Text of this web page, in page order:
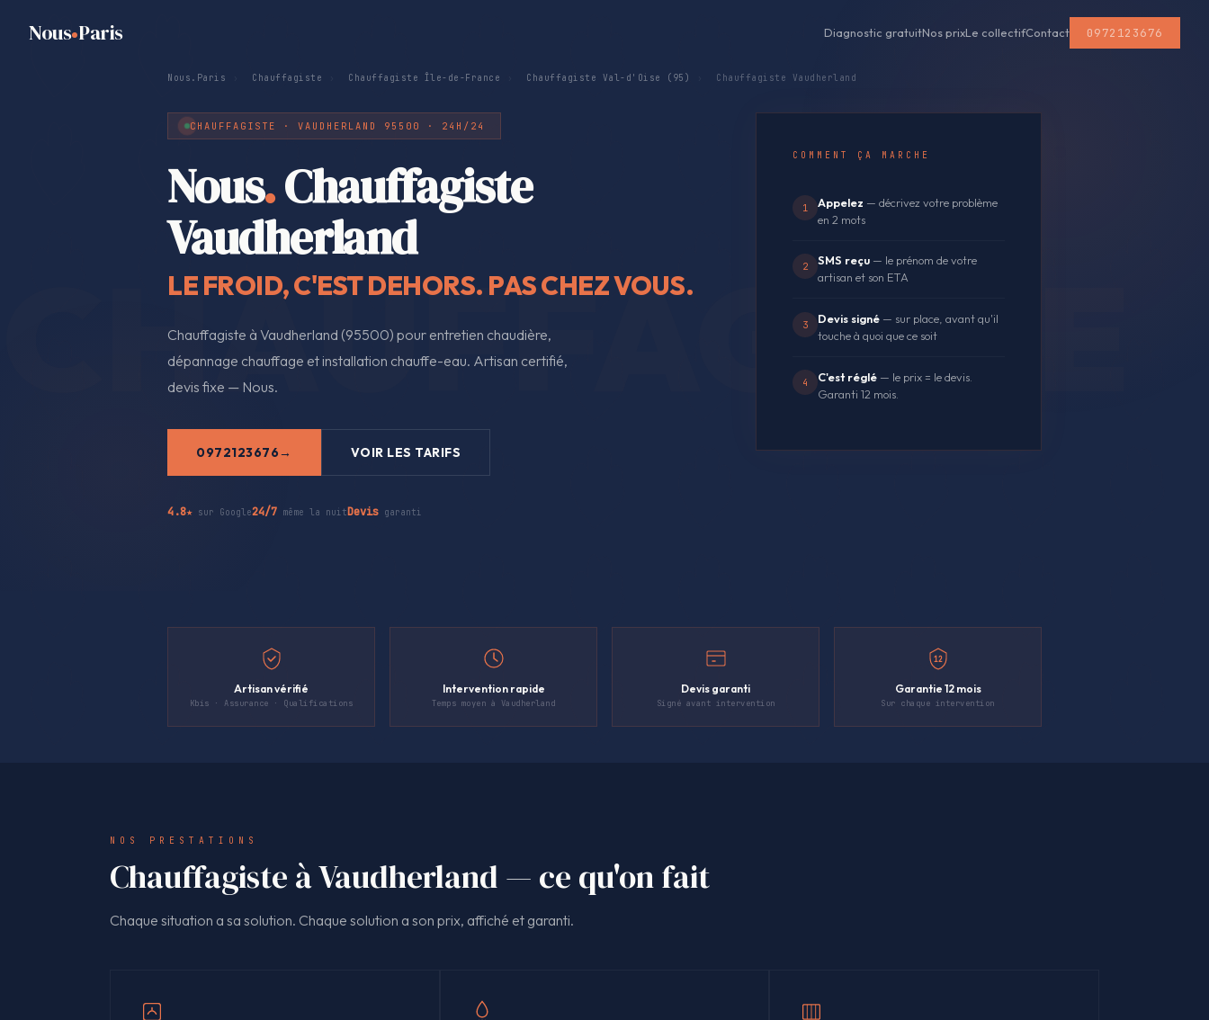
Nous Paris Diagnostic gratuitNos prixLe collectifContact 0972123676
Nous.Paris Chauffagiste Chauffagiste Île-de-France Chauffagiste Val-d'Oise (95) Chauffagiste Vaudherland
CHAUFFAGISTE · VAUDHERLAND 95500 · 24H/24
Nous.Chauffagiste
Vaudherland
LE FROID, C'EST DEHORS. PAS CHEZ VOUS.
Chauffagiste à Vaudherland (95500) pour entretien chaudière,
dépannage chauffage et installation chauffe-eau. Artisan certifié,
devis fixe — Nous.
0972123676 VOIR LES TARIFS
4.8★ sur Google24/7 même la nuitDevis garanti
COMMENT ÇA MARCHE
1 Appelez — décrivez votre problème
en 2 mots
2 SMS reçu — le prénom de votre
artisan et son ETA
3 Devis signé — sur place, avant qu'il
touche à quoi que ce soit
4 C'est réglé — le prix = le devis.
Garanti 12 mois.
Artisan vérifié
Kbis · Assurance · Qualifications
Intervention rapide
Temps moyen à Vaudherland
Devis garanti
Signé avant intervention
12
Garantie 12 mois
Sur chaque intervention
NOS PRESTATIONS
Chauffagiste à Vaudherland — ce qu'on fait
Chaque situation a sa solution. Chaque solution a son prix, affiché et garanti.